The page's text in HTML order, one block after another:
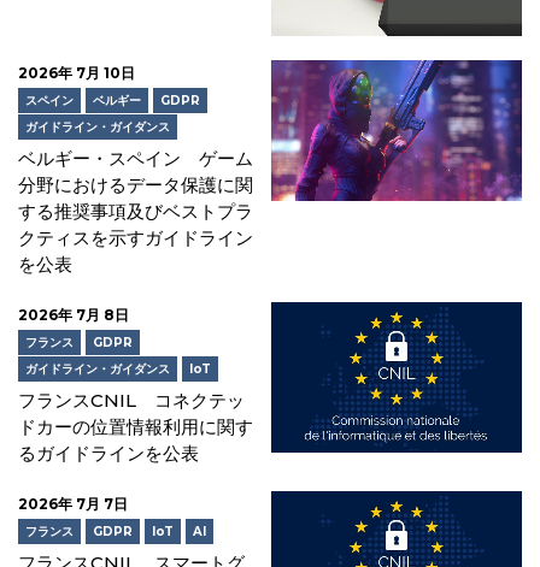
2026年 7月 10日
スペイン ベルギー
GDPR
ガイドライン・ガイダンス
ベルギー・スペイン ゲーム
分野におけるデータ保護に関
する推奨事項及びベストプラ
クティスを示すガイドライン
を公表
2026年 7月 8日
フランス
GDPR
ガイドライン・ガイダンス
IoT
フランスCNIL コネクテッ
ドカーの位置情報利用に関す
るガイドラインを公表
2026年 7月 7日
フランス GDPR IoT AI